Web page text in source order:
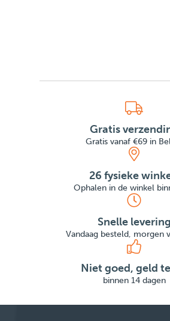
Gratis
Gratis vanaf €69 in
26 fysieke
Ophalen in de winkel
Snelle levering
Vandaag besteld, morgen
Niet goed, geld
binnen 14 dagen